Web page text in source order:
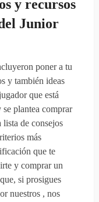
y recursos
Junior
poner a tu
y también ideas
que está
se plantea comprar
lista de consejos
más
que te
y comprar un
si prosigues
nuestros , nos